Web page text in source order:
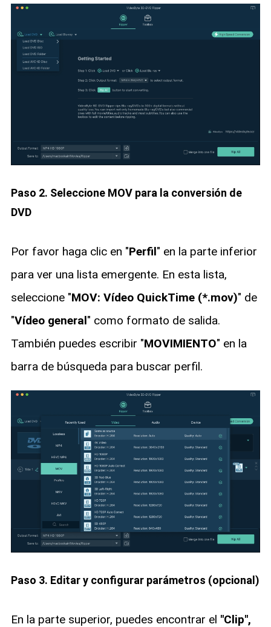
Paso 2. Seleccione MOV para la conversión de
DVD
Por favor haga clic en "Perfil" en la parte inferior
para ver una lista emergente. En esta lista,
seleccione "MOV: Vídeo QuickTime (*.mov)" de
"Vídeo general" como formato de salida.
También puedes escribir "MOVIMIENTO" en la
barra de búsqueda para buscar perfil.
Paso 3. Editar y configurar parámetros (opcional)
En la parte superior, puedes encontrar el "Clip",